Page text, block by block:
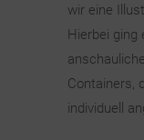
wir eine
Hierbei ging
Containers,
individuell